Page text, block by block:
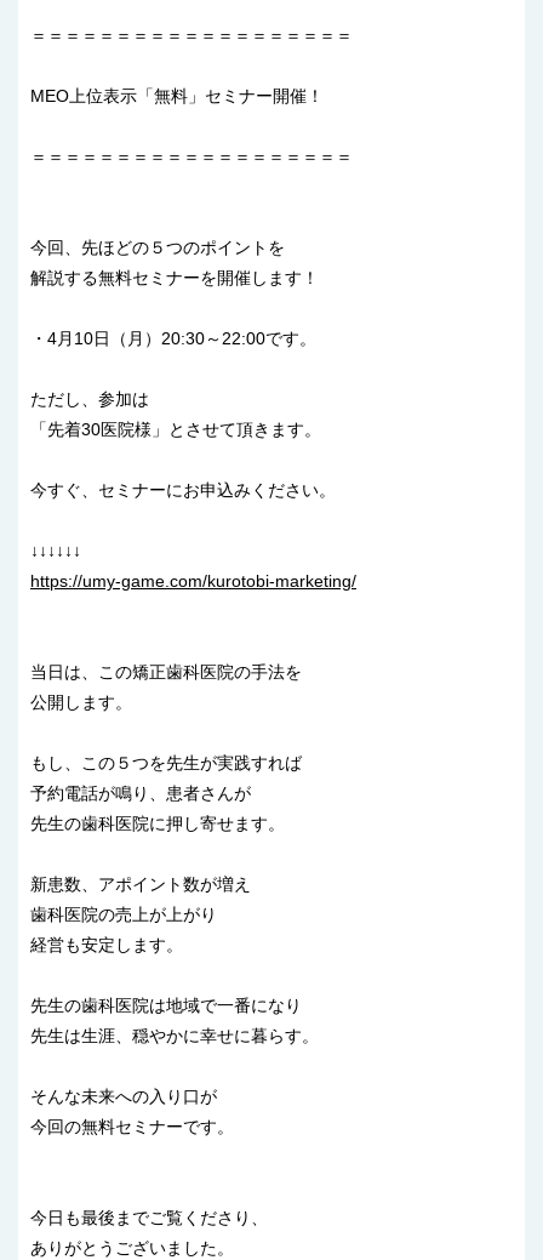
＝＝＝＝＝＝＝＝＝＝＝＝＝＝＝＝＝＝＝
MEO上位表示「無料」セミナー開催！
＝＝＝＝＝＝＝＝＝＝＝＝＝＝＝＝＝＝＝
今回、先ほどの５つのポイントを
解説する無料セミナーを開催します！
・4月10日（月）20:30～22:00です。
ただし、参加は
「先着30医院様」とさせて頂きます。
今すぐ、セミナーにお申込みください。
↓↓↓↓↓↓
https://umy-game.com/kurotobi-marketing/
当日は、この矯正歯科医院の手法を
公開します。
もし、この５つを先生が実践すれば
予約電話が鳴り、患者さんが
先生の歯科医院に押し寄せます。
新患数、アポイント数が増え
歯科医院の売上が上がり
経営も安定します。
先生の歯科医院は地域で一番になり
先生は生涯、穏やかに幸せに暮らす。
そんな未来への入り口が
今回の無料セミナーです。
今日も最後までご覧くださり、
ありがとうございました。